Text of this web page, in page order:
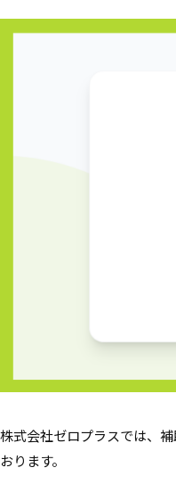
株式会社ゼロプラスでは、
おります。